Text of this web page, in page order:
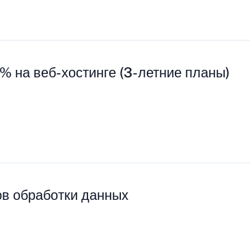
на веб-хостинге (3-летние планы)
обработки данных